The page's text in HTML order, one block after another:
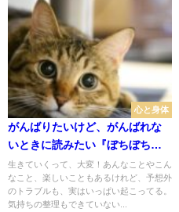
心と身体
がんばりたいけど、がんばれな
いときに読みたい『ぼちぼちい
こか』
生きていくって、大変！あんなことやこん
なこと、楽しいこともあるけれど、予想外
のトラブルも、実はいっぱい起こってる。
気持ちの整理もできていない...